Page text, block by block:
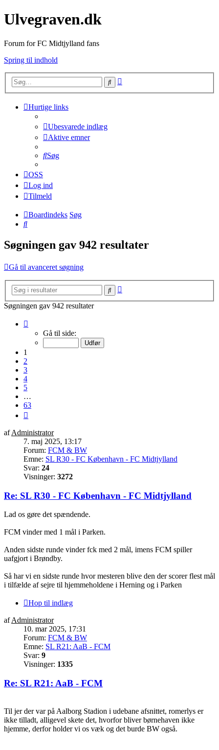
Ulvegraven.dk
Forum for FC Midtjylland fans
Spring til indhold
Søg
Hurtige links
Ubesvarede indlæg
Aktive emner
Søg
OSS
Log ind
Tilmeld
Boardindeks Søg
Søg
Søgningen gav 942 resultater
Gå til avanceret søgning
Søg
Søgningen gav 942 resultater
Gå til side:
1
2
3
4
5
…
63
afAdministrator
7. maj 2025, 13:17
Forum: FCM & BW
Emne: SL R30 - FC København - FC Midtjylland
Svar: 24
Visninger: 3272
Re: SL R30 - FC København - FC Midtjylland
Lad os gøre det spændende.
FCM vinder med 1 mål i Parken.
Anden sidste runde vinder fck med 2 mål, imens FCM spiller
uafgjort i Brøndby.
Så har vi en sidste runde hvor mesteren blive den der scorer flest mål
i tilfælde af sejre til hjemmeholdene i Herning og i Parken
Hop til indlæg
afAdministrator
10. mar 2025, 17:31
Forum: FCM & BW
Emne: SL R21: AaB - FCM
Svar: 9
Visninger: 1335
Re: SL R21: AaB - FCM
Til jer der var på Aalborg Stadion i udebane afsnittet, romerlys er
ikke tilladt, alligevel skete det, hvorfor bliver børnehaven ikke
hjemme, derfor holder vi os væk og det burde BW også.